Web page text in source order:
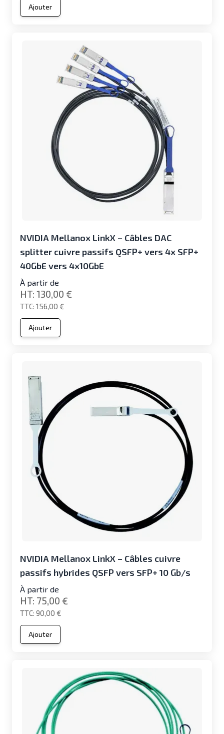
Ajouter
NVIDIA Mellanox LinkX – Câbles DAC
splitter cuivre passifs QSFP+ vers 4x SFP+
40GbE vers 4x10GbE
À partir de
156,00 €
130,00 €
Ajouter
NVIDIA Mellanox LinkX – Câbles cuivre
passifs hybrides QSFP vers SFP+ 10 Gb/s
À partir de
90,00 €
75,00 €
Ajouter